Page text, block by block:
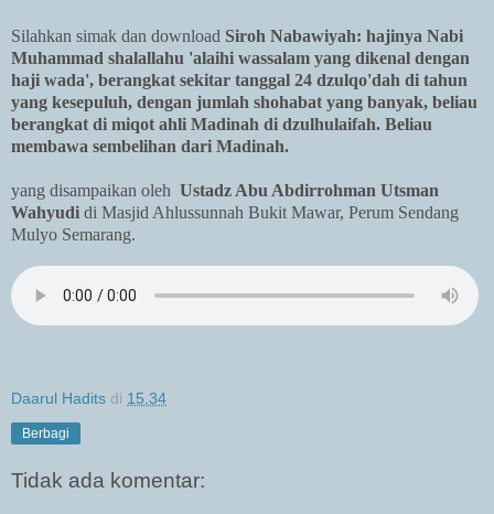
Silahkan simak dan download Siroh Nabawiyah: hajinya Nabi
Muhammad shalallahu 'alaihi wassalam yang dikenal dengan
haji wada', berangkat sekitar tanggal 24 dzulqo'dah di tahun
yang kesepuluh, dengan jumlah shohabat yang banyak, beliau
berangkat di miqot ahli Madinah di dzulhulaifah. Beliau
membawa sembelihan dari Madinah.
yang disampaikan oleh Ustadz Abu Abdirrohman Utsman
Wahyudi di Masjid Ahlussunnah Bukit Mawar, Perum Sendang
Mulyo Semarang.
Daarul Hadits di 15.34
Berbagi
Tidak ada komentar: